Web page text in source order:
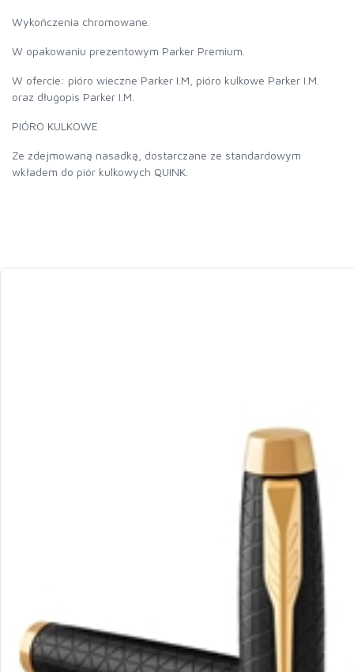
Wykończenia chromowane.
W opakowaniu prezentowym Parker Premium.
W ofercie: pióro wieczne Parker I.M, pióro kulkowe Parker I.M.
oraz długopis Parker I.M.
PIÓRO KULKOWE
Ze zdejmowaną nasadką, dostarczane ze standardowym
wkładem do piór kulkowych QUINK.